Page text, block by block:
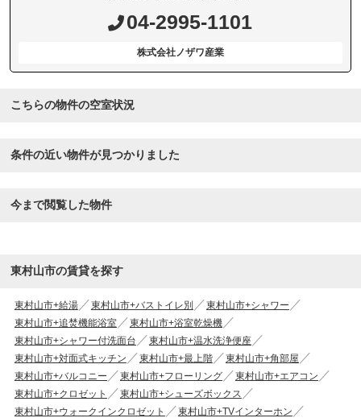
04-2995-1101
株式会社ノザワ産業
こちらの物件の空室状況
条件の近い物件が見つかりました
今まで閲覧した物件
東村山市の賃貸を探す
東村山市+給湯 東村山市+バストイレ別
東村山市+シャワー
東村山市+追焚機能浴室
東村山市+浴室乾燥機
東村山市+シャワー付洗面台
東村山市+温水洗浄便座
東村山市+対面式キッチン
東村山市+最上階
東村山市+角部屋
東村山市+バルコニー
東村山市+フローリング
東村山市+エアコン
東村山市+クロゼット
東村山市+シューズボックス
東村山市+ウォークインクロゼット
東村山市+TVインターホン